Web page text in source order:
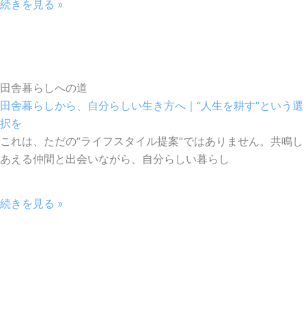
続きを見る »
田舎暮らしへの道
田舎暮らしから、自分らしい生き方へ｜“人生を耕す”という選
択を
これは、ただの“ライフスタイル提案”ではありません。共鳴し
あえる仲間と出会いながら、自分らしい暮らし
続きを見る »